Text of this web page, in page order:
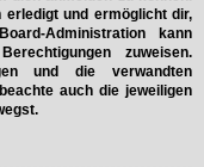
und ermöglicht dir,
Administration kann
zuweisen.
und die verwandten
auch die jeweiligen